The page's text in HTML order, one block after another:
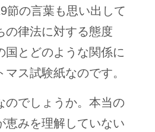
節の言葉も思い出して
の律法に対する態度
国とどのような関係に
ス試験紙なのです。
のでしょうか。本当の
恵みを理解していない